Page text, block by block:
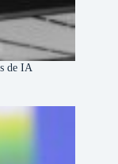
de IA